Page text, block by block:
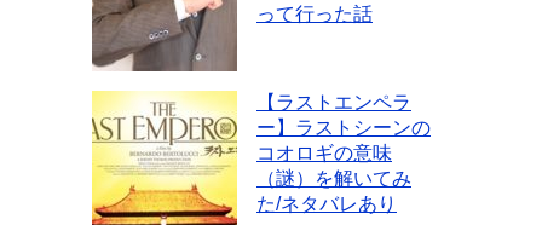
って行った話
【ラストエンペラ
ー】ラストシーンの
コオロギの意味
（謎）を解いてみ
た/ネタバレあり